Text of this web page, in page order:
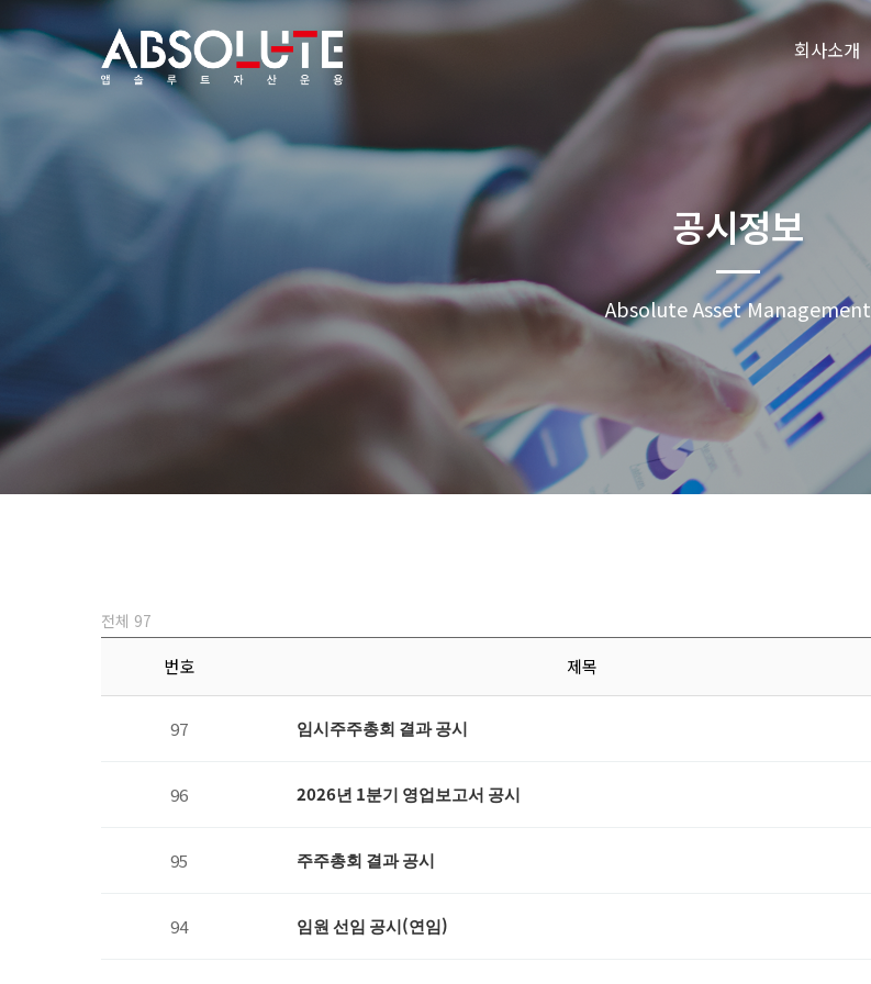
회사소개
공시정보
Absolute Asset Management
전체 97
번호 제목
97 임시주주총회 결과 공시
96 2026년 1분기 영업보고서 공시
95 주주총회 결과 공시
94 임원 선임 공시(연임)